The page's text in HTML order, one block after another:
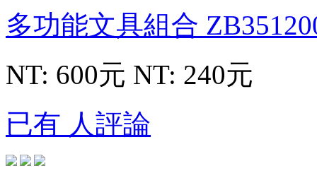
多功能文具組合
NT: 600元 NT: 240元
已有 人評論